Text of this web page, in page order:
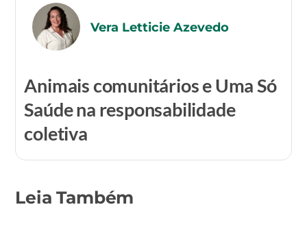
Vera Letticie Azevedo
Animais comunitários e Uma Só
Saúde na responsabilidade
coletiva
Leia Também